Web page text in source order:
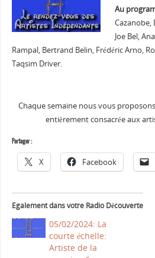
Au
Cazanobe,
Joe Bel,
Rampal, Bertrand Belin, Frédéric Arno,
Taqsim Driver.
Chaque semaine nous vous
entièrement consacrée aux
Partager :
X Facebook
Egalement dans votre Radio Découverte
05/02/2024: La
courte échelle:
Artiste de la